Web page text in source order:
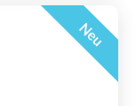
Neu